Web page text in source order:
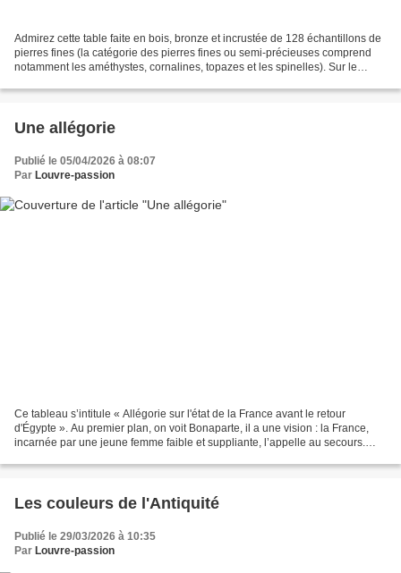
Admirez cette table faite en bois, bronze et incrustée de 128 échantillons de
pierres fines (la catégorie des pierres fines ou semi-précieuses comprend
notamment les améthystes, cornalines, topazes et les spinelles). Sur le
Une allégorie
Publié le 05/04/2026 à 08:07
Par Louvre-passion
Ce tableau s’intitule « Allégorie sur l'état de la France avant le retour
d'Égypte ». Au premier plan, on voit Bonaparte, il a une vision : la France,
incarnée par une jeune femme faible et suppliante, l’appelle au secours.
Les couleurs de l'Antiquité
Publié le 29/03/2026 à 10:35
Par Louvre-passion